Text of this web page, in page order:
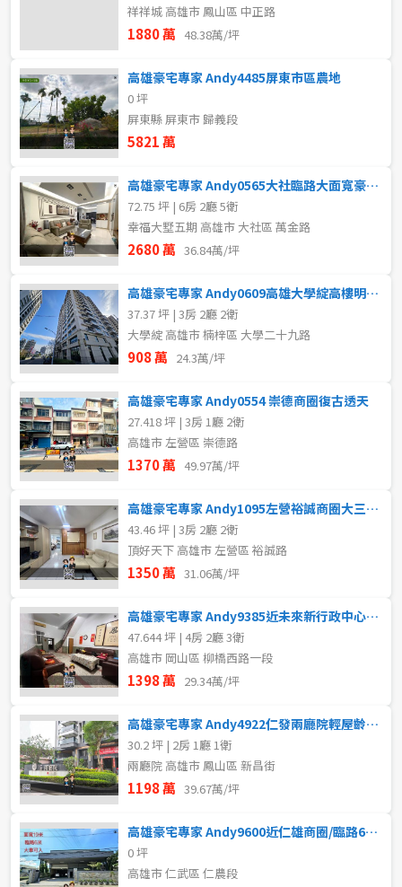
祥祥城 高雄市 鳳山區 中正路
1880 萬 48.38萬/坪
高雄豪宅專家 Andy4485屏東市區農地
0 坪
屏東縣 屏東市 歸義段
5821 萬
高雄豪宅專家 Andy0565大社臨路大面寬豪宅雙車墅
72.75 坪 | 6房 2廳 5衛
幸福大墅五期 高雄市 大社區 萬金路
2680 萬 36.84萬/坪
高雄豪宅專家 Andy0609高雄大學綻高樓明亮超值美三房
37.37 坪 | 3房 2廳 2衛
大學綻 高雄市 楠梓區 大學二十九路
908 萬 24.3萬/坪
高雄豪宅專家 Andy0554 崇德商圈復古透天
27.418 坪 | 3房 1廳 2衛
高雄市 左營區 崇德路
1370 萬 49.97萬/坪
高雄豪宅專家 Andy1095左營裕誠商圈大三房平車
43.46 坪 | 3房 2廳 2衛
頂好天下 高雄市 左營區 裕誠路
1350 萬 31.06萬/坪
高雄豪宅專家 Andy9385近未來新行政中心超值美透天
47.644 坪 | 4房 2廳 3衛
高雄市 岡山區 柳橋西路一段
1398 萬 29.34萬/坪
高雄豪宅專家 Andy4922仁發兩廳院輕屋齡兩房平車
30.2 坪 | 2房 1廳 1衛
兩廳院 高雄市 鳳山區 新昌街
1198 萬 39.67萬/坪
高雄豪宅專家 Andy9600近仁雄商圈/臨路6米/農地廠房
0 坪
高雄市 仁武區 仁農段